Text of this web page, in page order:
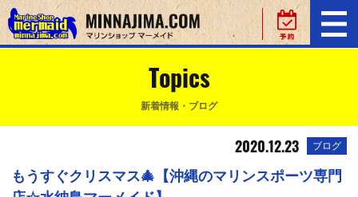
Topics
新着情報・ブログ
2020.12.23 ブログ
もうすぐクリスマス🎄【沖縄のマリンスポーツ専門